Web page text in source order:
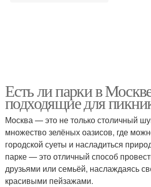
Есть ли парки в
подходящие для
Москва — это не только столичный
множество зелёных оазисов, где
городской суеты и насладиться
парке — это отличный способ
друзьями или семьёй, наслаждаясь
красивыми пейзажами.